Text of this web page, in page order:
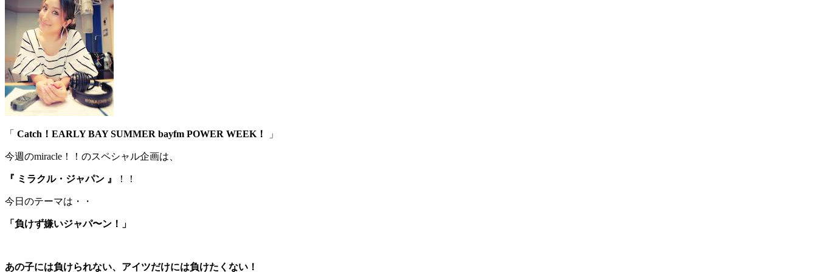
「 Catch！EARLY BAY SUMMER bayfm POWER WEEK！ 」
今週のmiracle！！のスペシャル企画は、
『 ミラクル・ジャパン 』 ！！
今日のテーマは・・
「負けず嫌いジャパ〜ン！」
あの子には負けられない、アイツだけには負けたくない！